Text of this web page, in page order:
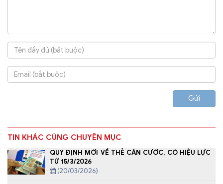
Gửi
TIN KHÁC CÙNG CHUYÊN MỤC
QUY ĐỊNH MỚI VỀ THẺ CĂN CƯỚC, CÓ HIỆU LỰC
TỪ 15/3/2026
(20/03/2026)